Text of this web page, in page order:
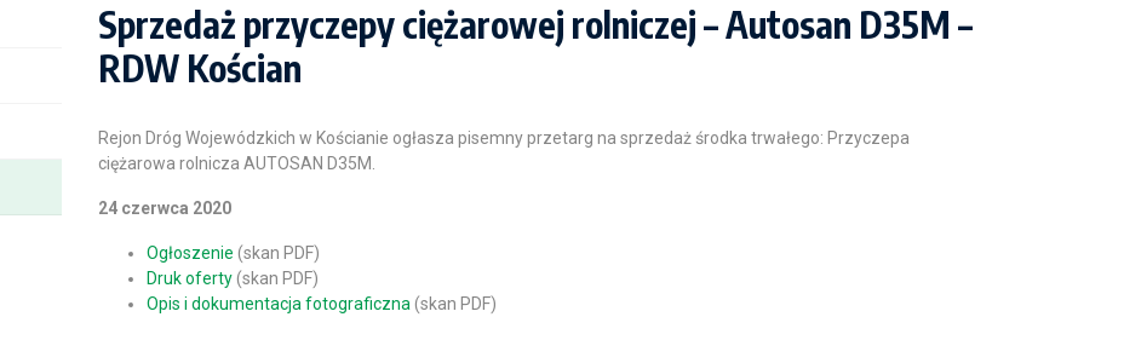
Sprzedaż przyczepy ciężarowej rolniczej – Autosan D35M –
RDW Kościan
Rejon Dróg Wojewódzkich w Kościanie ogłasza pisemny przetarg na sprzedaż środka trwałego: Przyczepa
ciężarowa rolnicza AUTOSAN D35M.
24 czerwca 2020
Ogłoszenie (skan PDF)
Druk oferty(skan PDF)
Opis i dokumentacja fotograficzna (skan PDF)